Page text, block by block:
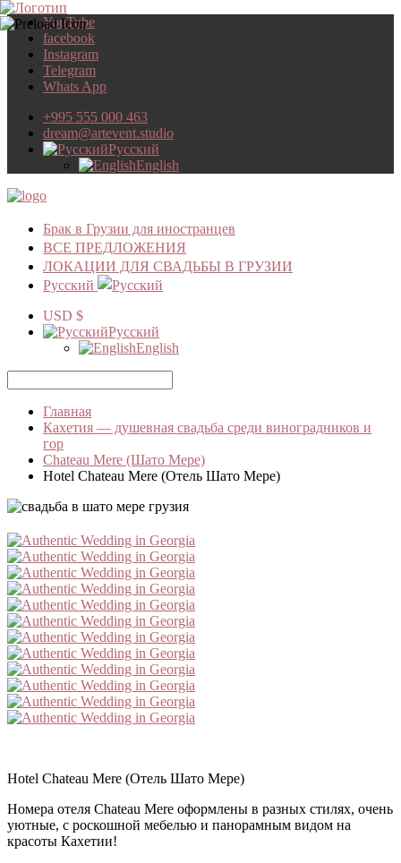
YouTube
facebook
Instagram
Telegram
Whats App
+995 555 000 463
dream@artevent.studio
Русский
English
Брак в Грузии для иностранцев
ВСЕ ПРЕДЛОЖЕНИЯ
ЛОКАЦИИ ДЛЯ СВАДЬБЫ В ГРУЗИИ
Русский
USD $
Русский
English
Главная
Кахетия — душевная свадьба среди виноградников и
гор
Chateau Mere (Шато Мере)
Hotel Chateau Mere (Отель Шато Мере)
Hotel Chateau Mere (Отель Шато Мере)
Номера отеля Chateau Mere оформлены в разных стилях, очень
уютные, с роскошной мебелью и панорамным видом на
красоты Кахетии!